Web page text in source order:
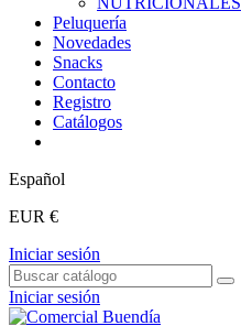
Peluquería
Novedades
Snacks
Contacto
Registro
Catálogos
Español
EUR €
Iniciar sesión
Iniciar sesión